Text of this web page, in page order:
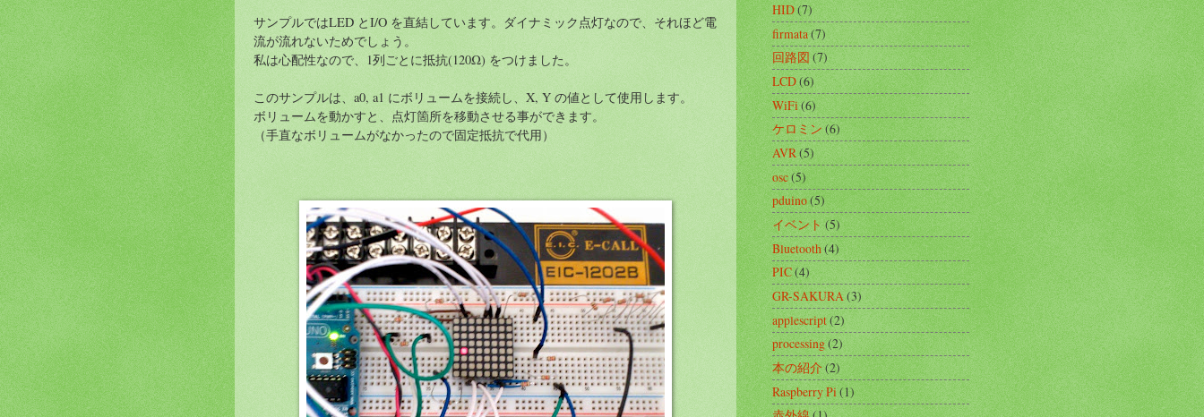
サンプルではLED とI/O を直結しています。ダイナミック点灯なので、それほど電
流が流れないためでしょう。
私は心配性なので、1列ごとに抵抗(120Ω) をつけました。
このサンプルは、a0, a1 にボリュームを接続し、X, Y の値として使用します。
ボリュームを動かすと、点灯箇所を移動させる事ができます。
（手直なボリュームがなかったので固定抵抗で代用）
HID(7)
firmata(7)
回路図 (7)
LCD(6)
WiFi(6)
ケロミン(6)
AVR(5)
osc(5)
pduino(5)
イベント(5)
Bluetooth(4)
PIC(4)
GR-SAKURA(3)
applescript(2)
processing(2)
本の紹介(2)
Raspberry Pi(1)